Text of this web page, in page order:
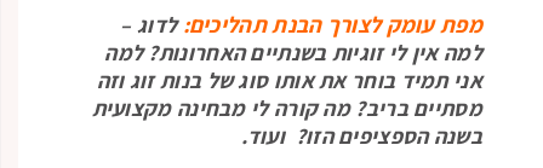
מפת עומק לצורך הבנת תהליכים:לדוג –
למה אין לי זוגיות בשנתיים האחרונות? למה
אני תמיד בוחר את אותו סוג של בנות זוג וזה
מסתיים בריב? מה קורה לי מבחינה מקצועית
בשנה הספציפים הזו? ועוד.